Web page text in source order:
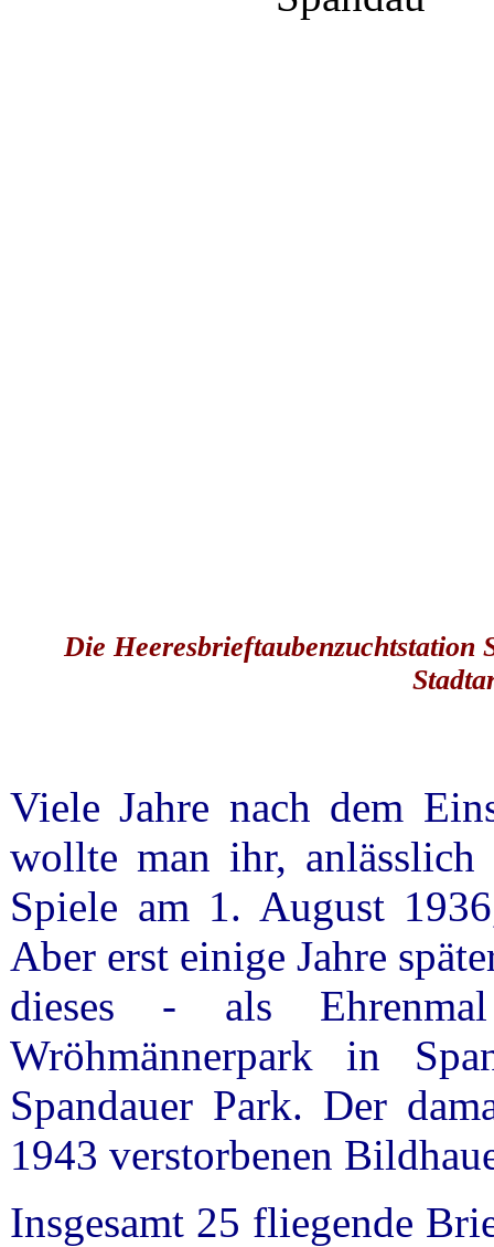
Die
Viele Jahre nach dem
wollte man ihr,
Spiele am 1. August
Aber erst einige Jahre
dieses - als
Wröhmännerpark in
Spandauer Park. Der
1943 verstorbenen
Insgesamt 25 fliegende